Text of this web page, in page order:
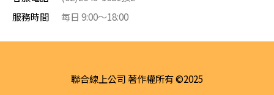
服務時間
每日 9:00～18:00
聯合線上公司 著作權所有 ©2025